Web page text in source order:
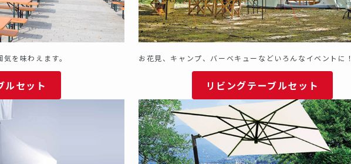
気を味わえます。
ルセット
お花見、キャンプ、バーベキューなどいろんなイベントに！
リビングテーブルセット